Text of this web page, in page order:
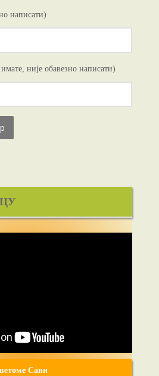
написати)
није обавезно написати)
Сави